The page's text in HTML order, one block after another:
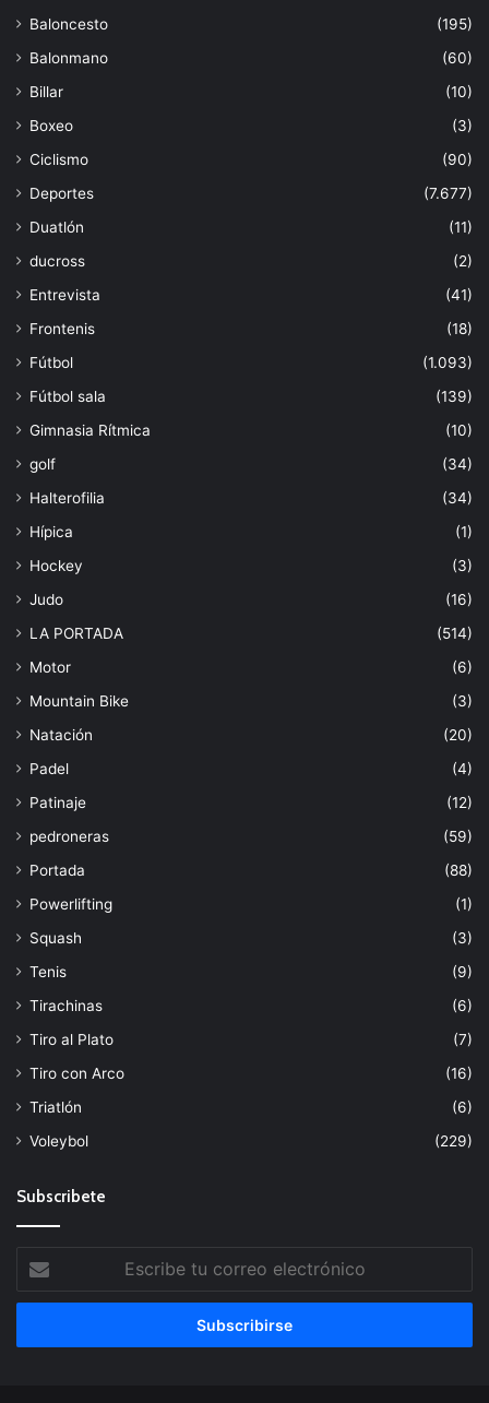
Baloncesto
(195)
Balonmano
(60)
Billar
(10)
Boxeo
(3)
Ciclismo
(90)
Deportes
(7.677)
Duatlón
(11)
ducross
(2)
Entrevista
(41)
Frontenis
(18)
Fútbol
(1.093)
Fútbol sala
(139)
Gimnasia Rítmica
(10)
golf
(34)
Halterofilia
(34)
Hípica
(1)
Hockey
(3)
Judo
(16)
LA PORTADA
(514)
Motor
(6)
Mountain Bike
(3)
Natación
(20)
Padel
(4)
Patinaje
(12)
pedroneras
(59)
Portada
(88)
Powerlifting
(1)
Squash
(3)
Tenis
(9)
Tirachinas
(6)
Tiro al Plato
(7)
Tiro con Arco
(16)
Triatlón
(6)
Voleybol
(229)
Subscribete
tu
correo